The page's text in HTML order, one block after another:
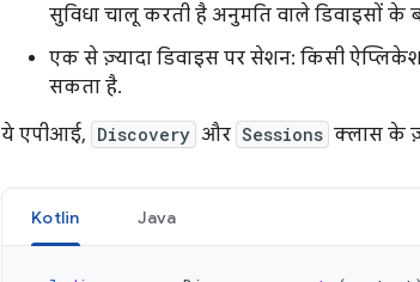
सुविधा चालू करती है अनुमति वाले डिवाइसों के
एक से ज़्यादा डिवाइस पर सेशन: किसी
सकता है.
ये एपीआई, Discovery और Sessions क्लास के
Kotlin Java